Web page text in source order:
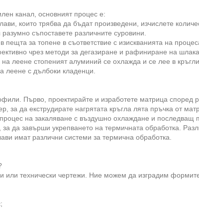
канал, основният процес е:
които трябва да бъдат произведени, изчислете
съпоставете различните суровини.
пещта за топене в съответствие с изискванията на
чрез методи за дегазиране и рафиниране на
леене стопеният алуминий се охлажда и се лее в
леене с дълбоки кладенци.
Първо, проектирайте и изработете матрица според
за да екструдирате нагрятата кръгла лята пръчка от
на закаляване с въздушно охлаждане и последващ
да завърши укрепването на термичната обработка.
имат различни системи за термична обработка.
технически чертежи. Ние можем да изградим